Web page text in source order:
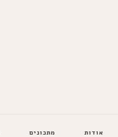
אודות מתכונים